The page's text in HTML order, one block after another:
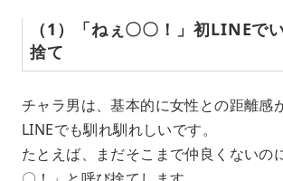
（1）「ねぇ〇〇！」初LINEで
捨て
チャラ男は、基本的に女性との距離感
LINEでも馴れ馴れしいです。
たとえば、まだそこまで仲良くないの